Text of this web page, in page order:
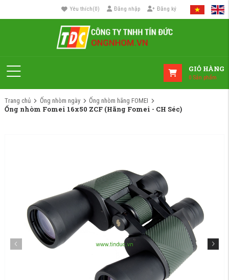
Đăng nhập Đăng ký
Yêu thích(0)
GIỎ HÀNG
0 Sản phẩm
Trang chủ Ống nhòm ngày Ống nhòm hãng FOMEI
Ống nhòm Fomei 16x50 ZCF (Hãng Fomei - CH Séc)